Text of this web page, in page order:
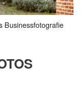
Businessfotografie